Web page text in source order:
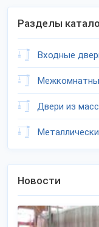
Разделы
Входные
Двери из
Новости